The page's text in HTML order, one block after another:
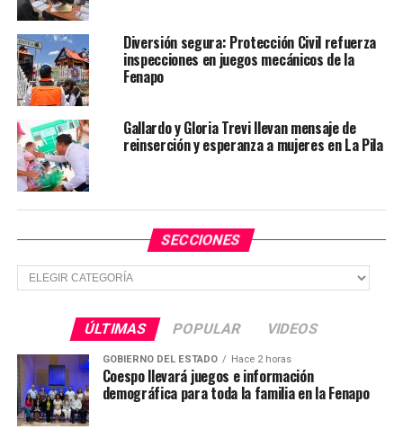
También habrá una “Cata surrealista” con Zack Valdivia
y un taller de dijes de cerámica “Leonora después de la
vida” con Gabriela Teresa Meléndez Candia, ambos a las
19:00 horas en la Sala de las Musas y Patio del
Desconocido, respectivamente.
Diversión segura: Protección Civil refuerza
inspecciones en juegos mecánicos de la
Fenapo
Gallardo y Gloria Trevi llevan mensaje de
reinserción y esperanza a mujeres en La Pila
SECCIONES
Secciones
ÚLTIMAS POPULAR VIDEOS
GOBIERNO DEL ESTADO Hace 2 horas
Coespo llevará juegos e información
demográfica para toda la familia en la Fenapo